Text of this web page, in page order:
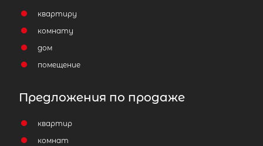
квартиру
комнату
дом
помещение
Предложения по продаже
квартир
комнат